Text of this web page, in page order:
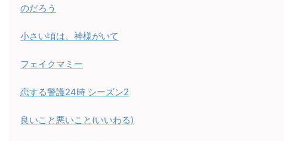
のだろう
小さい頃は、神様がいて
フェイクマミー
恋する警護24時 シーズン2
良いこと悪いこと(いいわる)